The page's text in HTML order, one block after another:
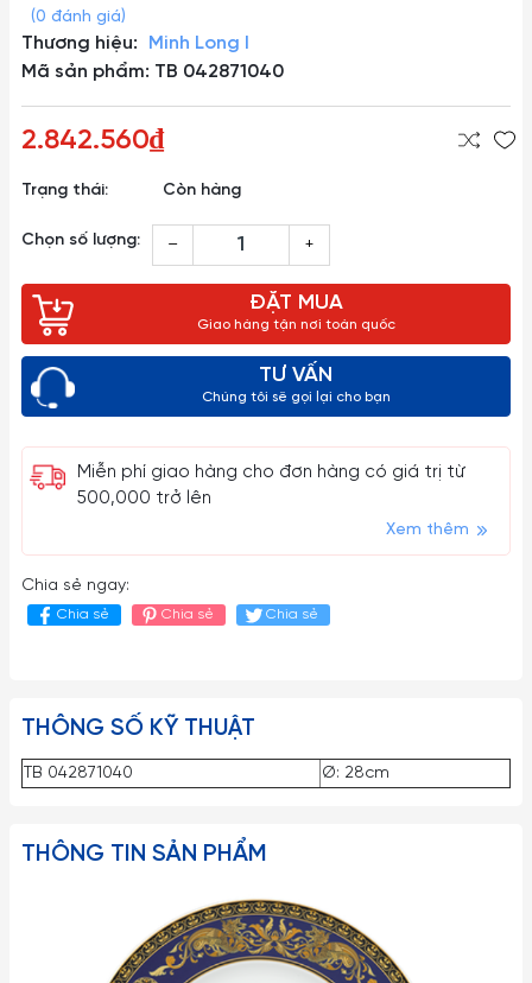
(0 đánh giá)
Thương hiệu:
Minh Long I
Mã sản phẩm: TB 042871040
2.842.560₫
Trạng thái: Còn hàng
Chọn số lượng: – +
ĐẶT MUA
Giao hàng tận nơi toàn quốc
TƯ VẤN
Chúng tôi sẽ gọi lại cho bạn
Miễn phí giao hàng cho đơn hàng có giá trị từ
500,000 trở lên
Xem thêm
Chia sẻ ngay:
Chia sẻ Chia sẻ Chia sẻ
THÔNG SỐ KỸ THUẬT
TB 042871040 Ø: 28cm
THÔNG TIN SẢN PHẨM